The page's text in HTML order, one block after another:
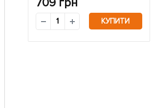
КУПИТИ